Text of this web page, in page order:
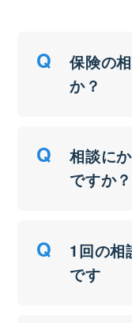
保険の
か？
相談に
ですか？
1回の相
です